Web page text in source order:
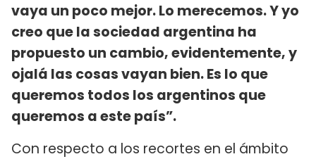
vaya un poco mejor. Lo merecemos. Y yo
creo que la sociedad argentina ha
propuesto un cambio, evidentemente, y
ojalá las cosas vayan bien. Es lo que
queremos todos los argentinos que
queremos a este país”.
Con respecto a los recortes en el ámbito